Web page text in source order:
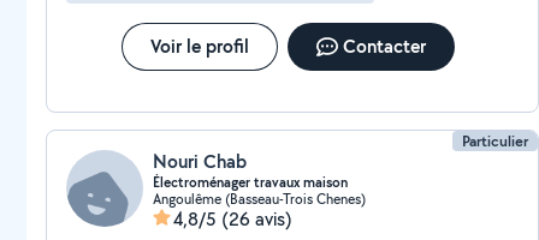
Voir le profil Contacter
Particulier
Nouri Chab
Électroménager travaux maison
Angoulême (Basseau-Trois Chenes)
4,8/5 (26 avis)